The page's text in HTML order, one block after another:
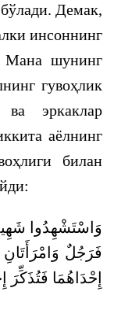
Демак,
инсоннинг
Мана шунинг
гувоҳлик
эркаклар
аёлнинг
билан
وَاسْتَشْهِدُوا
فَرَجُلٌ
إِحْدَاهُمَا فَتُذَكِّرَ